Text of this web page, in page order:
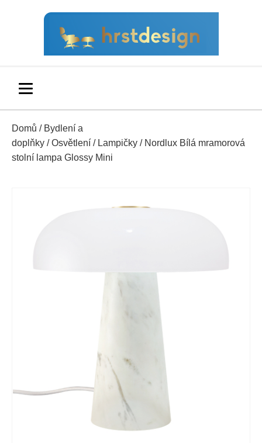
Domů / Bydlení a
doplňky /Osvětlení / Lampičky / Nordlux Bílá mramorová
stolní lampa Glossy Mini